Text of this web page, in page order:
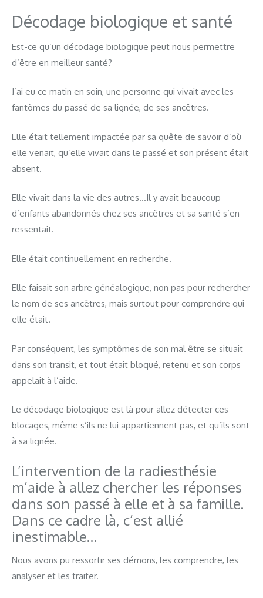
Décodage biologique et santé
Est-ce qu’un décodage biologique peut nous permettre
d’être en meilleur santé?
J’ai eu ce matin en soin, une personne qui vivait avec les
fantômes du passé de sa lignée, de ses ancêtres.
Elle était tellement impactée par sa quête de savoir d’où
elle venait, qu’elle vivait dans le passé et son présent était
absent.
Elle vivait dans la vie des autres…Il y avait beaucoup
d’enfants abandonnés chez ses ancêtres et sa santé s’en
ressentait.
Elle était continuellement en recherche.
Elle faisait son arbre généalogique, non pas pour rechercher
le nom de ses ancêtres, mais surtout pour comprendre qui
elle était.
Par conséquent, les symptômes de son mal être se situait
dans son transit, et tout était bloqué, retenu et son corps
appelait à l’aide.
Le décodage biologique est là pour allez détecter ces
blocages, même s’ils ne lui appartiennent pas, et qu’ils sont
à sa lignée.
L’intervention de la radiesthésie
m’aide à allez chercher les réponses
dans son passé à elle et à sa famille.
Dans ce cadre là, c’est allié
inestimable…
Nous avons pu ressortir ses démons, les comprendre, les
analyser et les traiter.